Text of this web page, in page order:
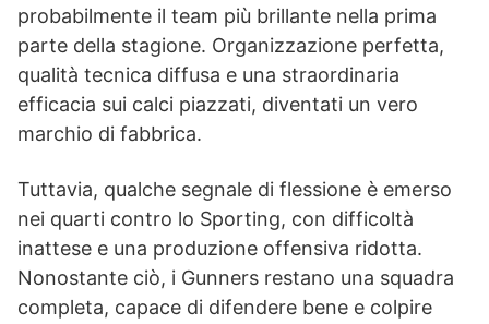
probabilmente il team più brillante nella prima
parte della stagione. Organizzazione perfetta,
qualità tecnica diffusa e una straordinaria
efficacia sui calci piazzati, diventati un vero
marchio di fabbrica.
Tuttavia, qualche segnale di flessione è emerso
nei quarti contro lo Sporting, con difficoltà
inattese e una produzione offensiva ridotta.
Nonostante ciò, i Gunners restano una squadra
completa, capace di difendere bene e colpire